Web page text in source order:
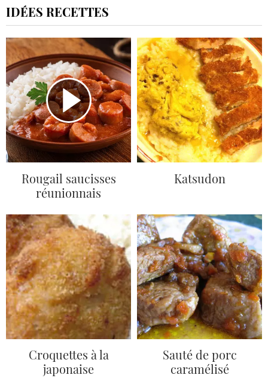
IDÉES RECETTES
Rougail saucisses
réunionnais
Katsudon
Croquettes à la
japonaise
Sauté de porc
caramélisé